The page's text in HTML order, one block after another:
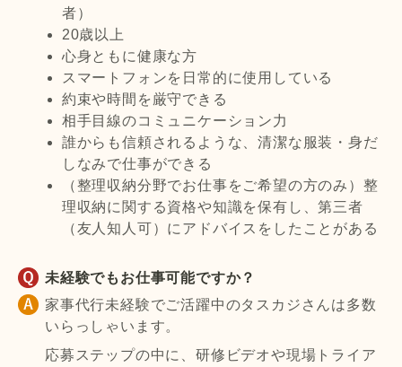
者）
20歳以上
心身ともに健康な方
スマートフォンを日常的に使用している
約束や時間を厳守できる
相手目線のコミュニケーション力
誰からも信頼されるような、清潔な服装・身だ
しなみで仕事ができる
（整理収納分野でお仕事をご希望の方のみ）整
理収納に関する資格や知識を保有し、第三者
（友人知人可）にアドバイスをしたことがある
未経験でもお仕事可能ですか？
家事代行未経験でご活躍中のタスカジさんは多数
いらっしゃいます。
応募ステップの中に、研修ビデオや現場トライア